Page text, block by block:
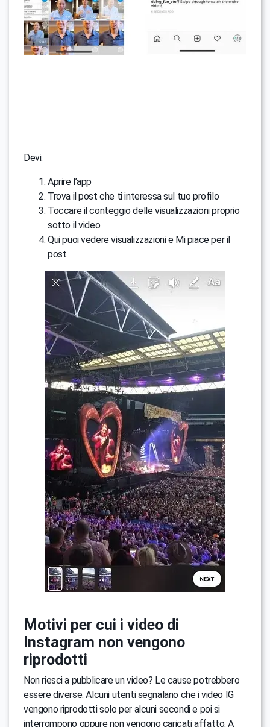
Devi:
Aprire l’app
Trova il post che ti interessa sul tuo profilo
Toccare il conteggio delle visualizzazioni proprio
sotto il video
Qui puoi vedere visualizzazioni e Mi piace per il
post
Motivi per cui i video di
Instagram non vengono
riprodotti
Non riesci a pubblicare un video? Le cause potrebbero
essere diverse. Alcuni utenti segnalano che i video IG
vengono riprodotti solo per alcuni secondi e poi si
interrompono oppure non vengono caricati affatto. A